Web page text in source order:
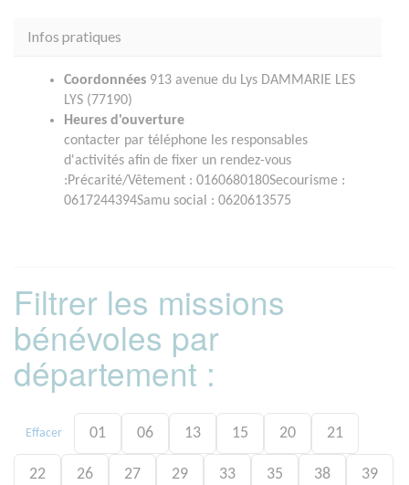
Infos pratiques
Coordonnées 913 avenue du Lys DAMMARIE LES
LYS (77190)
Heures d'ouverture
contacter par téléphone les responsables
d'activités afin de fixer un rendez-vous
:Précarité/Vêtement : 0160680180Secourisme :
0617244394Samu social : 0620613575
Filtrer les missions
bénévoles par
département :
Effacer 01 06 13 15 20 21
22 26 27 29 33 35 38 39